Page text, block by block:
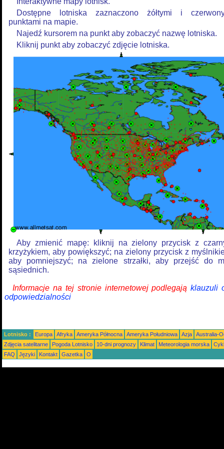
Dostępne lotniska zaznaczono żółtymi i
punktami na mapie.
Najedź kursorem na punkt aby zobaczyć nazwę lotniska.
Kliknij punkt aby zobaczyć zdjęcie lotniska.
Aby zmienić mapę: kliknij na zielony przycisk z
krzyżykiem, aby powiększyć; na zielony przycisk z
aby pomniejszyć; na zielone strzałki, aby przejść do
sąsiednich.
Informacje na tej stronie internetowej podlegająklauzuli
odpowiedzialności
Lotnisko : Europa Afryka Ameryka Północna Ameryka Południowa Azja
Australia-
Zdjęcia satelitarne
Pogoda Lotnisko 10-dni prognozy Klimat Meteorologia morska
FAQ
Języki Kontakt Gazetka O